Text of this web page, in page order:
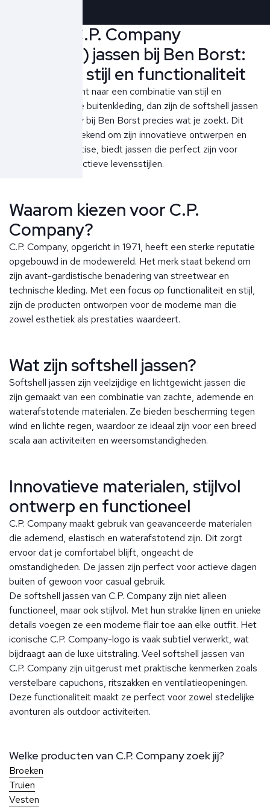
Ontdek C.P. Company
(softshell) jassen bij Ben Borst:
innovatie, stijl en functionaliteit
Als je op zoek bent naar een combinatie van stijl en
functionaliteit in je buitenkleding, dan zijn de softshell jassen
van C.P. Company bij Ben Borst precies wat je zoekt. Dit
iconische merk, bekend om zijn innovatieve ontwerpen en
technische expertise, biedt jassen die perfect zijn voor
zowel casual als actieve levensstijlen.
Waarom kiezen voor C.P.
Company?
C.P. Company, opgericht in 1971, heeft een sterke reputatie
opgebouwd in de modewereld. Het merk staat bekend om
zijn avant-gardistische benadering van streetwear en
technische kleding. Met een focus op functionaliteit en stijl,
zijn de producten ontworpen voor de moderne man die
zowel esthetiek als prestaties waardeert.
Wat zijn softshell jassen?
Softshell jassen zijn veelzijdige en lichtgewicht jassen die
zijn gemaakt van een combinatie van zachte, ademende en
waterafstotende materialen. Ze bieden bescherming tegen
wind en lichte regen, waardoor ze ideaal zijn voor een breed
scala aan activiteiten en weersomstandigheden.
Innovatieve materialen, stijlvol
ontwerp en functioneel
C.P. Company maakt gebruik van geavanceerde materialen
die ademend, elastisch en waterafstotend zijn. Dit zorgt
ervoor dat je comfortabel blijft, ongeacht de
omstandigheden. De jassen zijn perfect voor actieve dagen
buiten of gewoon voor casual gebruik.
De softshell jassen van C.P. Company zijn niet alleen
functioneel, maar ook stijlvol. Met hun strakke lijnen en unieke
details voegen ze een moderne flair toe aan elke outfit. Het
iconische C.P. Company-logo is vaak subtiel verwerkt, wat
bijdraagt aan de luxe uitstraling. Veel softshell jassen van
C.P. Company zijn uitgerust met praktische kenmerken zoals
verstelbare capuchons, ritszakken en ventilatieopeningen.
Deze functionaliteit maakt ze perfect voor zowel stedelijke
avonturen als outdoor activiteiten.
Welke producten van C.P. Company zoek jij?
Broeken
Truien
Vesten